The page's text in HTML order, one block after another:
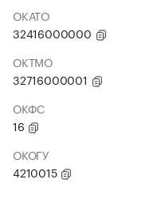
ОКАТО
32416000000
ОКТМО
32716000001
ОКФС
16
ОКОГУ
4210015